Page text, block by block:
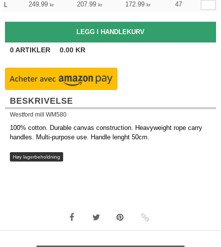
L
249.99 kr 207.99 kr 172.99 kr 47
0ARTIKLER 0.00 KR
BESKRIVELSE
Westford mill WM580
100% cotton. Durable canvas construction. Heavyweight rope carry
handles. Multi-purpose use. Handle lenght 50cm.
Høy lagerbeholdning